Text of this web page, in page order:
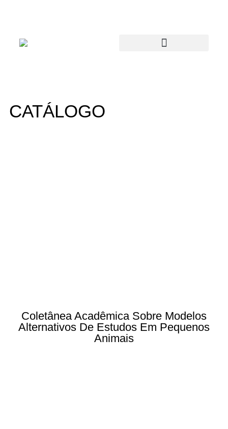
CATÁLOGO
Coletânea Acadêmica Sobre Modelos
Alternativos De Estudos Em Pequenos
Animais